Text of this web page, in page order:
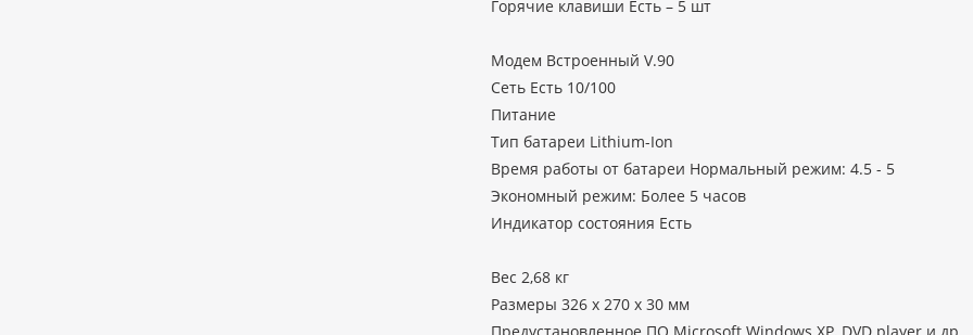
Горячие клавиши Есть – 5 шт
Модем Встроенный V.90
Сеть Есть 10/100
Питание
Тип батареи Lithium-Ion
Время работы от батареи Нормальный режим: 4.5 - 5
Экономный режим: Более 5 часов
Индикатор состояния Есть
Вес 2,68 кг
Размеры 326 х 270 х 30 мм